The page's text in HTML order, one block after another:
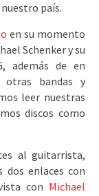
país.
en su momento
Schenker y su
además de en
bandas y
leer nuestras
discos como
al guitarrista,
dos enlaces con
con Michael